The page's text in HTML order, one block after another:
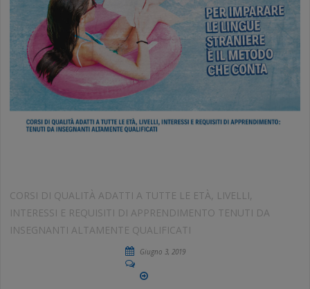
CORSI DI QUALITÀ ADATTI A TUTTE LE ETÀ, LIVELLI,
INTERESSI E REQUISITI DI APPRENDIMENTO TENUTI DA
INSEGNANTI ALTAMENTE QUALIFICATI
Giugno 3, 2019